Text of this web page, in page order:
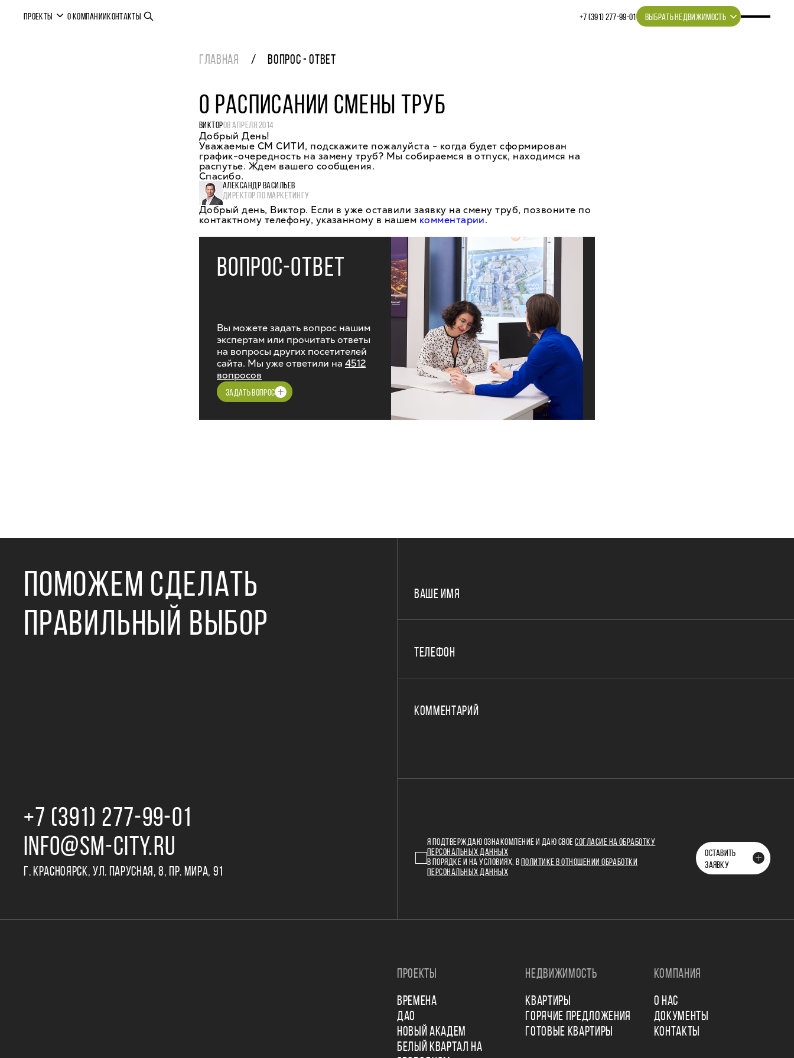
ПРОЕКТЫ О КОМПАНИИКОНТАКТЫ +7 (391) 277‒99‒01 ВЫБРАТЬ НЕДВИЖИМОСТЬ
ГЛАВНАЯ ВОПРОС - ОТВЕТ
О РАСПИСАНИИ СМЕНЫ ТРУБ
ВИКТОР08 АПРЕЛЯ 2014
Добрый День!
Уважаемые СМ СИТИ, подскажите пожалуйста - когда будет сформирован
график-очередность на замену труб? Мы собираемся в отпуск, находимся на
распутье. Ждем вашего сообщения.
Спасибо.
АЛЕКСАНДР ВАСИЛЬЕВ
ДИРЕКТОР ПО МАРКЕТИНГУ
Добрый день, Виктор. Если в уже оставили заявку на смену труб, позвоните по
контактному телефону, указанному в нашем комментарии.
ВОПРОС-ОТВЕТ
Вы можете задать вопрос нашим
экспертам или прочитать ответы
на вопросы других посетителей
сайта. Мы уже ответили на 4512
вопросов
ЗАДАТЬ ВОПРОС
ПОМОЖЕМ СДЕЛАТЬ
ПРАВИЛЬНЫЙ ВЫБОР
+7 (391) 277‒99‒01
INFO@SM-CITY.RU
Г. КРАСНОЯРСК, УЛ. ПАРУСНАЯ, 8, ПР. МИРА, 91
ВАШЕ ИМЯ
ТЕЛЕФОН
КОММЕНТАРИЙ
Я ПОДТВЕРЖДАЮ ОЗНАКОМЛЕНИЕ И ДАЮ СВОЕСОГЛАСИЕ НА ОБРАБОТКУ
ПЕРСОНАЛЬНЫХ ДАННЫХ
В ПОРЯДКЕ И НА УСЛОВИЯХ, В
ПОЛИТИКЕ В ОТНОШЕНИИ ОБРАБОТКИ
ПЕРСОНАЛЬНЫХ ДАННЫХ
ОСТАВИТЬ
ЗАЯВКУ
ПРОЕКТЫ
ВРЕМЕНА
ДАО
НОВЫЙ АКАДЕМ
БЕЛЫЙ КВАРТАЛ НА
НЕДВИЖИМОСТЬ
КВАРТИРЫ
ГОРЯЧИЕ ПРЕДЛОЖЕНИЯ
ГОТОВЫЕ КВАРТИРЫ
КОМПАНИЯ
О НАС
ДОКУМЕНТЫ
КОНТАКТЫ